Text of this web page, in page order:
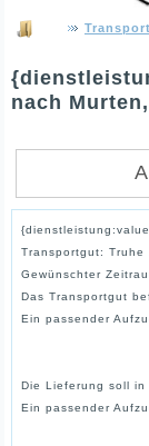
nach
Transportgut: Truhe
Gewünschter
Das Transportgut
Ein passender
Die Lieferung soll in
Ein passender